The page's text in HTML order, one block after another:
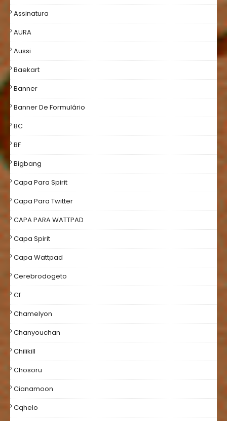
Assinatura
AURA
Aussi
Baekart
Banner
Banner De Formulário
BC
BF
Bigbang
Capa Para Spirit
Capa Para Twitter
CAPA PARA WATTPAD
Capa Spirit
Capa Wattpad
Cerebrodogeto
Cf
Chamelyon
Chanyouchan
Chilikill
Chosoru
Cianamoon
Cqhelo